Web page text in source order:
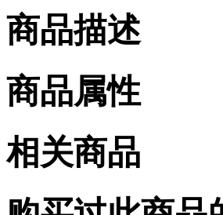
商品描述
商品属性
相关商品